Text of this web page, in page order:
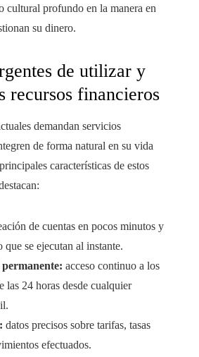
cultural profundo en la manera en
su dinero.
de utilizar y
recursos financieros
demandan servicios
de forma natural en su vida
características de estos
de cuentas en pocos minutos y
que se ejecutan al instante.
acceso continuo a los
las 24 horas desde cualquier
datos precisos sobre tarifas, tasas
efectuados.